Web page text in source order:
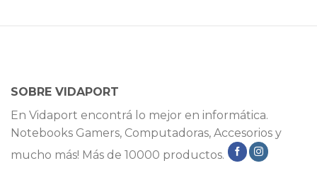
SOBRE VIDAPORT
En Vidaport encontrá lo mejor en informática.
Notebooks Gamers, Computadoras, Accesorios y
mucho más! Más de 10000 productos.